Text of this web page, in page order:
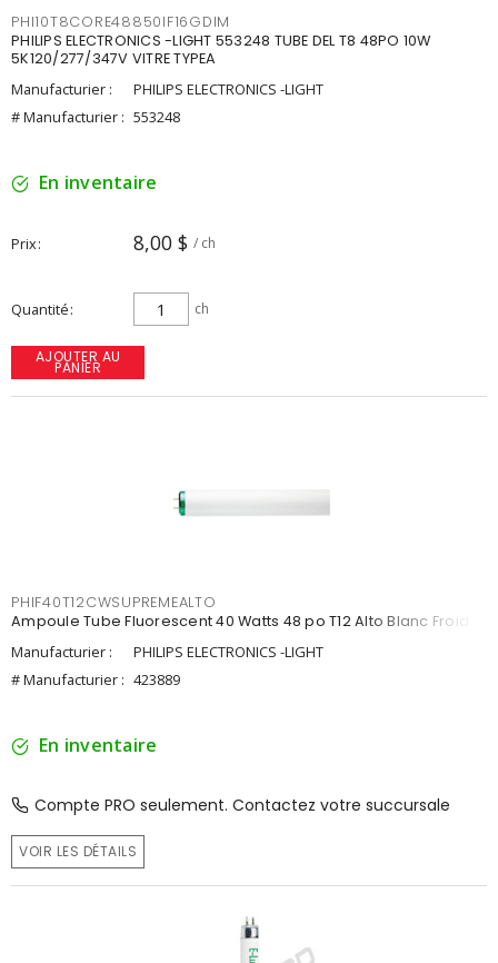
PHI10T8CORE48850IF16GDIM
PHILIPS ELECTRONICS -LIGHT 553248 TUBE DEL T8 48PO 10W
5K120/277/347V VITRE TYPEA
Manufacturier :
PHILIPS ELECTRONICS -LIGHT
# Manufacturier : 553248
En inventaire
Prix 8,00 $ / ch
Quantité ch
AJOUTER AU
PANIER
PHIF40T12CWSUPREMEALTO
Ampoule Tube Fluorescent 40 Watts 48 po T12 Alto Blanc Froid
Manufacturier :
PHILIPS ELECTRONICS -LIGHT
# Manufacturier : 423889
En inventaire
Compte PRO seulement. Contactez votre succursale
VOIR LES DÉTAILS